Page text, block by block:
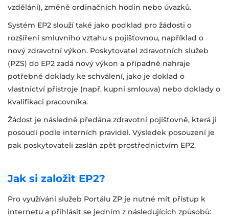
vzdělání), změně ordinačních hodin nebo úvazků.
Systém EP2 slouží také jako podklad pro žádosti o
rozšíření smluvního vztahu s pojišťovnou, například o
nový zdravotní výkon. Poskytovatel zdravotních služeb
(PZS) do EP2 zadá nový výkon a případně nahraje
potřebné doklady ke schválení, jako je doklad o
vlastnictví přístroje (např. kupní smlouva) nebo doklady o
kvalifikaci pracovníka.
Žádost je následně předána zdravotní pojišťovně, která ji
posoudí podle interních pravidel. Výsledek posouzení je
pak poskytovateli zaslán zpět prostřednictvím EP2.
Jak si založit EP2?
Pro využívání služeb Portálu ZP je nutné mít přístup k
internetu a přihlásit se jedním z následujících způsobů: